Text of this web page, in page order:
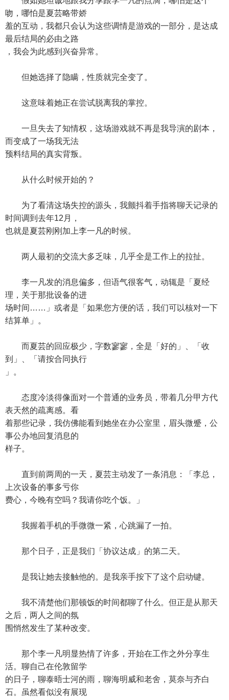
吻，哪怕是夏芸略带娇
羞的互动，我都只会认为这些调情是游戏的一部分，是达成
最后结局的必由之路
，我会为此感到兴奋异常。
但她选择了隐瞒，性质就完全变了。
这意味着她正在尝试脱离我的掌控。
一旦失去了知情权，这场游戏就不再是我导演的剧本，
而变成了一场我无法
预料结局的真实背叛。
从什么时候开始的？
为了看清这场失控的源头，我颤抖着手指将聊天记录的
时间调到去年12月，
也就是夏芸刚刚加上李一凡的时候。
两人最初的交流大多乏味，几乎全是工作上的拉扯。
李一凡发的消息偏多，但语气很客气，动辄是「夏经
理，关于那批设备的进
场时间……」或者是「如果您方便的话，我们可以核对一下
结算单」。
而夏芸的回应极少，字数寥寥，全是「好的」、「收
到」、「请按合同执行
」。
态度冷淡得像面对一个普通的业务员，带着几分甲方代
表天然的疏离感。看
着那些记录，我仿佛能看到她坐在办公室里，眉头微蹙，公
事公办地回复消息的
样子。
直到前两周的一天，夏芸主动发了一条消息：「李总，
上次设备的事多亏你
费心，今晚有空吗？我请你吃个饭。」
我握着手机的手微微一紧，心跳漏了一拍。
那个日子，正是我们「协议达成」的第二天。
是我让她去接触他的。是我亲手按下了这个启动键。
我不清楚他们那顿饭的时间都聊了什么。但正是从那天
之后，两人之间的氛
围悄然发生了某种改变。
那个李一凡明显热情了许多，开始在工作之外分享生
活。聊自己在伦敦留学
的日子，聊泰晤士河的雨，聊海明威和老舍，莫奈与齐白
石。虽然看似没有展现